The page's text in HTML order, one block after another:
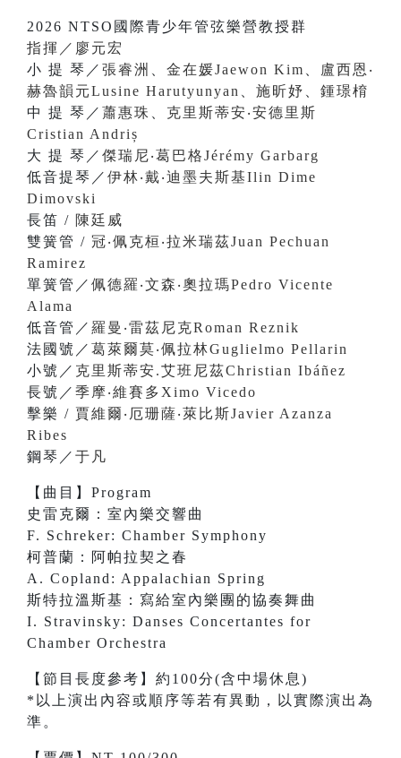
2026 NTSO國際青少年管弦樂營教授群
指揮／廖元宏
小 提 琴／ 張睿洲 金在媛Jaewon Kim
盧西恩‧
赫魯韻元Lusine Harutyunyan
施昕妤
鍾璟棛
中 提 琴／ 蕭惠珠
克里斯蒂安‧安德里斯
Cristian Andriș
大 提 琴／ 傑瑞尼‧葛巴格Jérémy Garbarg
低音提琴／ 伊林‧戴‧迪墨夫斯基Ilin Dime
Dimovski
長笛 / 陳廷威
雙簧管 / 冠‧佩克桓‧拉米瑞茲Juan Pechuan
Ramirez
單簧管／ 佩德羅‧文森‧奧拉瑪Pedro Vicente
Alama
低音管／ 羅曼‧雷茲尼克Roman Reznik
法國號／ 葛萊爾莫‧佩拉林Guglielmo Pellarin
小號／ 克里斯蒂安.艾班尼茲Christian Ibáñez
長號／ 季摩‧維賽多Ximo Vicedo
擊樂 / 賈維爾‧厄珊薩‧萊比斯Javier Azanza
Ribes
鋼琴／ 于凡
【曲目】Program
史雷克爾：室內樂交響曲
F. Schreker: Chamber Symphony
柯普蘭：阿帕拉契之春
A. Copland: Appalachian Spring
斯特拉溫斯基：寫給室內樂團的協奏舞曲
I. Stravinsky: Danses Concertantes for
Chamber Orchestra
【節目長度參考】約100分(含中場休息)
*以上演出內容或順序等若有異動，以實際演出為
準。